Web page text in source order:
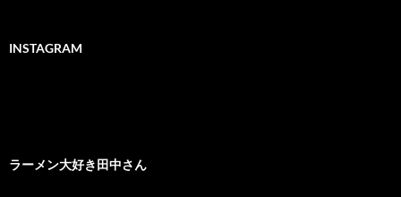
INSTAGRAM
ラーメン大好き田中さん